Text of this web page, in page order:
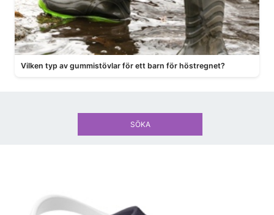
Vilken typ av gummistövlar för ett barn för höstregnet?
SÖKA